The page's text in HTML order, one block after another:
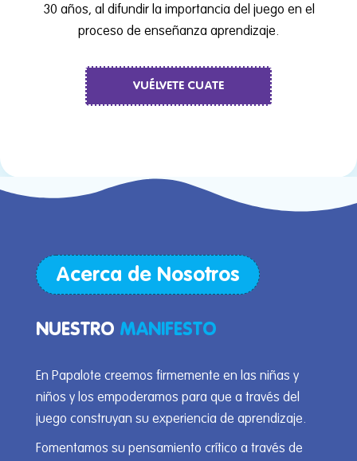
30 años, al difundir la importancia del juego en el
proceso de enseñanza aprendizaje.
VUÉLVETE CUATE
Acerca de Nosotros
NUESTRO MANIFESTO
En Papalote creemos firmemente en las niñas y
niños y los empoderamos para que a través del
juego construyan su experiencia de aprendizaje.
Fomentamos su pensamiento crítico a través de